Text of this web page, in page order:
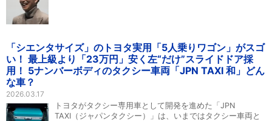
「シエンタサイズ」のトヨタ実用「5人乗りワゴン」がスゴ
い！ 最上級より「23万円」安く左“だけ”スライドドア採
用！ 5ナンバーボディのタクシー車両「JPN TAXI 和」どん
な車？
2026.03.17
トヨタがタクシー専用車として開発を進めた「JPN
TAXI（ジャパンタクシー）」は、いまではタクシー車両と